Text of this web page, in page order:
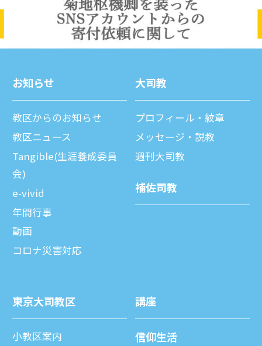
お知らせ
教区からのお知らせ
教区ニュース
Tangible(生涯養成委員
会)
e-vivid
年間⾏事
動画
コロナ災害対応
⼤司教
プロフィール・紋章
メッセージ・説教
週刊⼤司教
補佐司教
東京⼤司教区
⼩教区案内
講座
信仰⽣活